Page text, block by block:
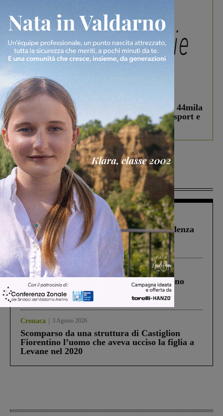
In vetrina 3 Agosto 2026
Estra Notizie agosto: Smart Cities, oltre 44mila
studenti coinvolti, torna il bando per lo sport e
debutta il podcast Estrair
Più lette
Figline Incisa Valdarno 1 Agosto 2026
Piscina di Figline finanziata oltre la scadenza
Pnrr, il gruppo di Fratelli d’Italia: “Un
ringraziamento al Governo”
Cronaca 4 Agosto 2026
Un anno fa la strage in A1 in cui morirono
Gianni, Giulia e Franco. Lo schianto, il
processo, lo stop ai sorpassi fra tir....
Cronaca 3 Agosto 2026
Scomparso da una struttura di Castiglion
Fiorentino l’uomo che aveva ucciso la figlia a
Levane nel 2020